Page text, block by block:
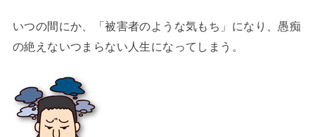
いつの間にか、「被害者のような気もち」になり、愚痴
の絶えないつまらない人生になってしまう。